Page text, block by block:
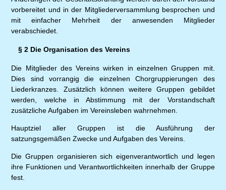
vorbereitet und in der Mitgliederversammlung besprochen und
mit einfacher Mehrheit der anwesenden Mitglieder
verabschiedet.
§ 2 Die Organisation des Vereins
Die Mitglieder des Vereins wirken in einzelnen Gruppen mit.
Dies sind vorrangig die einzelnen Chorgruppierungen des
Liederkranzes. Zusätzlich können weitere Gruppen gebildet
werden, welche in Abstimmung mit der Vorstandschaft
zusätzliche Aufgaben im Vereinsleben wahrnehmen.
Hauptziel aller Gruppen ist die Ausführung der
satzungsgemäßen Zwecke und Aufgaben des Vereins.
Die Gruppen organisieren sich eigenverantwortlich und legen
ihre Funktionen und Verantwortlichkeiten innerhalb der Gruppe
fest.